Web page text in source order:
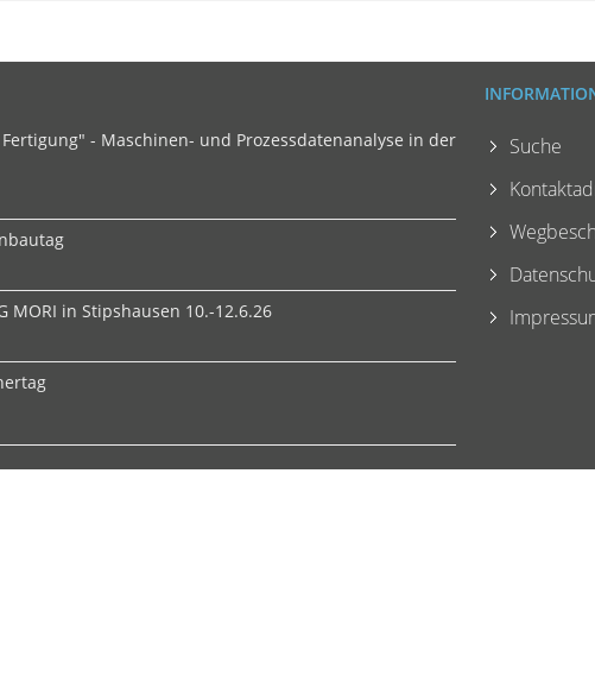
- Maschinen- und Prozessdatenanalyse in der
MORI in Stipshausen 10.-12.6.26
Suche